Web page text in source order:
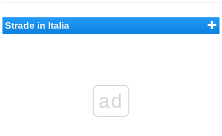
Strade in Italia
ad